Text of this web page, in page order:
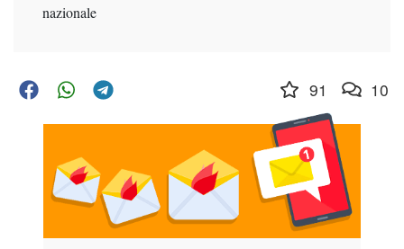
nazionale
91 10